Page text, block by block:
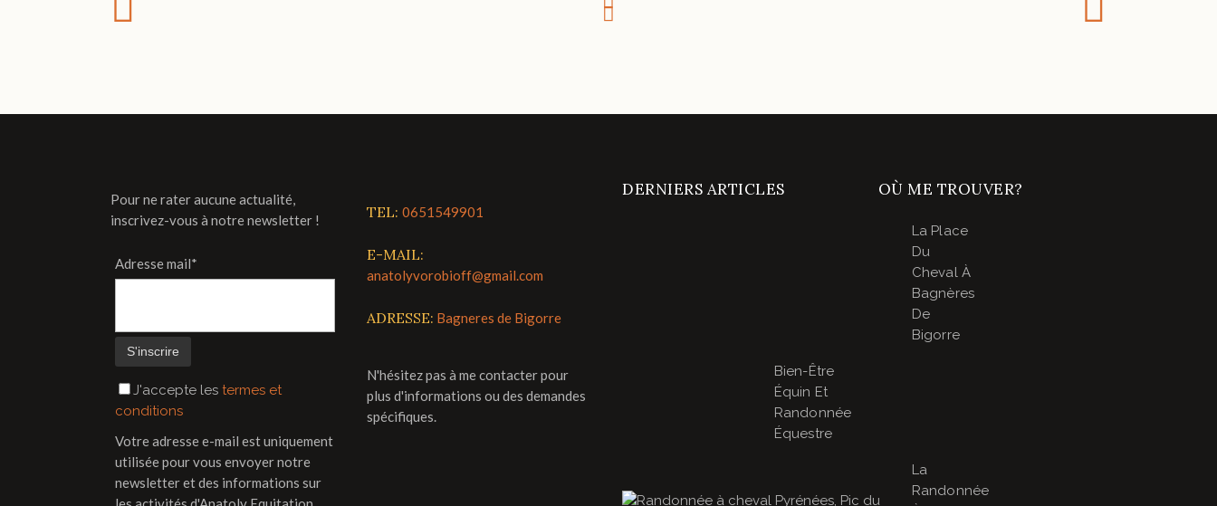
Pour ne rater aucune actualité,
inscrivez-vous à notre newsletter !
Adresse mail*
J'accepte les termes et
conditions
Votre adresse e-mail est uniquement
utilisée pour vous envoyer notre
newsletter et des informations sur
TEL: 0651549901
E-MAIL:
anatolyvorobioff@gmail.com
ADRESSE: Bagneres de Bigorre
N'hésitez pas à me contacter pour
plus d'informations ou des demandes
spécifiques.
DERNIERS ARTICLES
La Place
Du
Cheval À
Bagnères
De
Bigorre
Bien-Être
Équin Et
Randonnée
Équestre
La
Randonnée
OÙ ME TROUVER?